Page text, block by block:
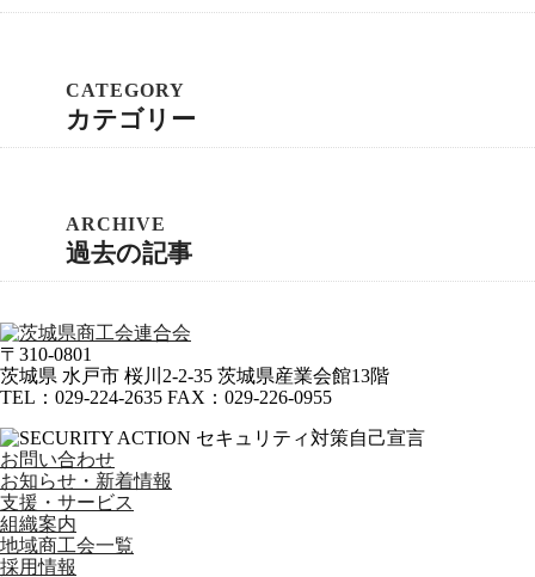
カテゴリー
過去の記事
〒310-0801
茨城県 水戸市 桜川2-2-35 茨城県産業会館13階
TEL ： 029-224-2635 FAX ： 029-226-0955
お問い合わせ
お知らせ・新着情報
支援・サービス
組織案内
地域商工会一覧
採用情報